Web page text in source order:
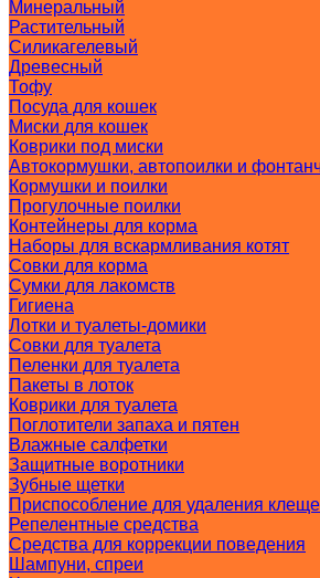
Минеральный
Растительный
Силикагелевый
Древесный
Тофу
Посуда для кошек
Миски для кошек
Коврики под миски
Автокормушки, автопоилки и
Кормушки и поилки
Прогулочные поилки
Контейнеры для корма
Наборы для вскармливания котят
Совки для корма
Сумки для лакомств
Гигиена
Лотки и туалеты-домики
Совки для туалета
Пеленки для туалета
Пакеты в лоток
Коврики для туалета
Поглотители запаха и пятен
Влажные салфетки
Защитные воротники
Зубные щетки
Приспособление для удаления
Репелентные средства
Средства для коррекции поведения
Шампуни, спреи